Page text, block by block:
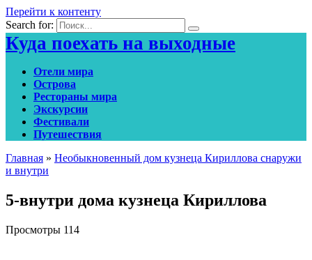
Перейти к контенту
Search for:
Куда поехать на выходные
Отели мира
Острова
Рестораны мира
Экскурсии
Фестивали
Путешествия
Главная » Необыкновенный дом кузнеца Кириллова снаружи
и внутри
5-внутри дома кузнеца Кириллова
Просмотры 114